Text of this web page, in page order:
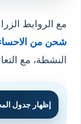
مع الروابط
شحن من
النشطة، مع
إظهار جدول